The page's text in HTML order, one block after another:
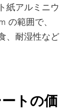
紙アルミニウ
の範囲で、
、耐湿性など
トの価